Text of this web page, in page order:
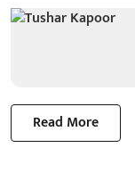
Read More